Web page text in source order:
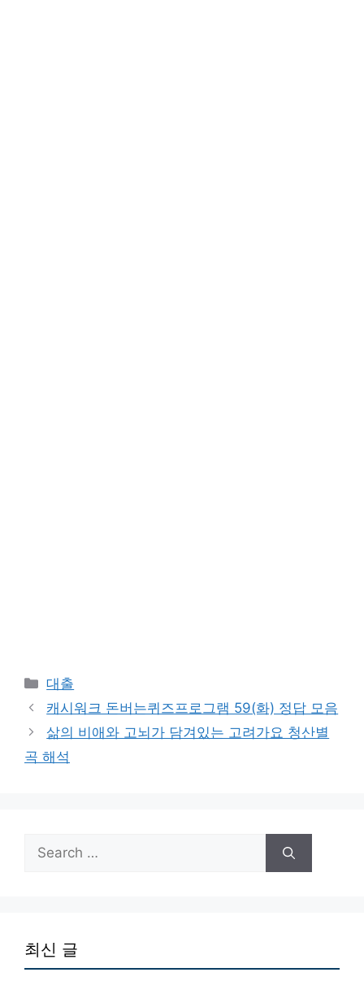
Categories
대출
캐시워크 돈버는퀴즈프로그램 59(화) 정답 모음
삶의 비애와 고뇌가 담겨있는 고려가요 청산별
곡 해석
Search
for:
최신 글